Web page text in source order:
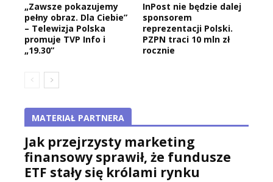
„Zawsze pokazujemy
pełny obraz. Dla Ciebie”
– Telewizja Polska
promuje TVP Info i
„19.30”
InPost nie będzie dalej
sponsorem
reprezentacji Polski.
PZPN traci 10 mln zł
rocznie
MATERIAŁ PARTNERA
Jak przejrzysty marketing
finansowy sprawił, że fundusze
ETF stały się królami rynku